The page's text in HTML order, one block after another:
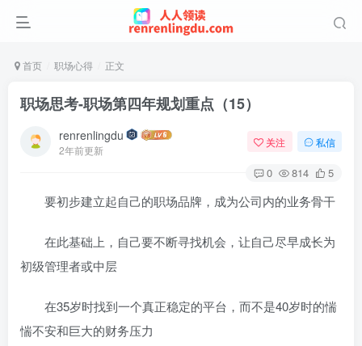
首页 职场心得 正文
职场思考-职场第四年规划重点（15）
renrenlingdu
2年前更新
关注 私信
0 814 5
要初步建立起自己的职场品牌，成为公司内的业务骨干
在此基础上，自己要不断寻找机会，让自己尽早成长为
初级管理者或中层
在35岁时找到一个真正稳定的平台，而不是40岁时的惴
惴不安和巨大的财务压力